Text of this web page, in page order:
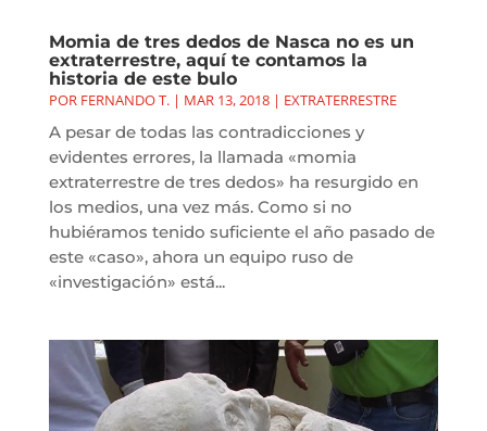
Momia de tres dedos de Nasca no es un
extraterrestre, aquí te contamos la
historia de este bulo
POR FERNANDO T.| MAR 13, 2018| EXTRATERRESTRE
A pesar de todas las contradicciones y
evidentes errores, la llamada «momia
extraterrestre de tres dedos» ha resurgido en
los medios, una vez más. Como si no
hubiéramos tenido suficiente el año pasado de
este «caso», ahora un equipo ruso de
«investigación» está...